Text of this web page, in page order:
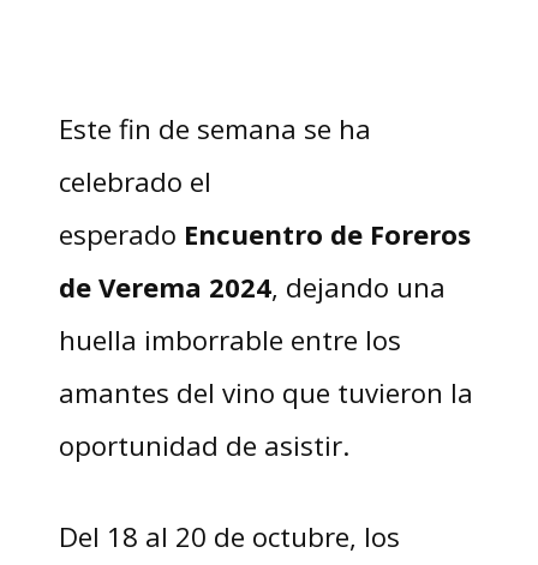
Este fin de semana se ha
celebrado el
esperado Encuentro de Foreros
de Verema 2024, dejando una
huella imborrable entre los
amantes del vino que tuvieron la
oportunidad de asistir.
Del 18 al 20 de octubre, los